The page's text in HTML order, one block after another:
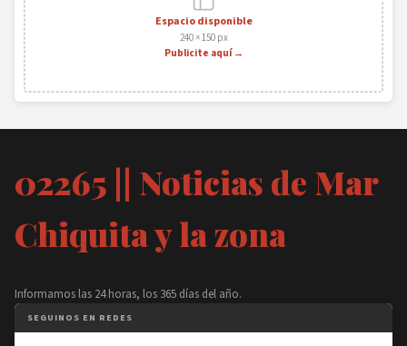
Espacio disponible
240 × 150 px
Publicite aquí →
02265 || Noticias de Mar
Chiquita y la zona
Informamos las 24 horas, los 365 días del año.
SEGUINOS EN REDES